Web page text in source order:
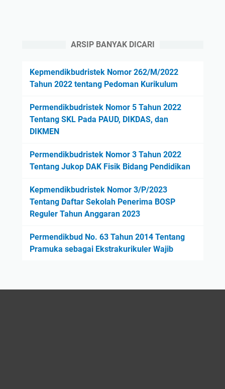
ARSIP BANYAK DICARI
Kepmendikbudristek Nomor 262/M/2022
Tahun 2022 tentang Pedoman Kurikulum
Permendikbudristek Nomor 5 Tahun 2022
Tentang SKL Pada PAUD, DIKDAS, dan
DIKMEN
Permendikbudristek Nomor 3 Tahun 2022
Tentang Jukop DAK Fisik Bidang Pendidikan
Kepmendikbudristek Nomor 3/P/2023
Tentang Daftar Sekolah Penerima BOSP
Reguler Tahun Anggaran 2023
Permendikbud No. 63 Tahun 2014 Tentang
Pramuka sebagai Ekstrakurikuler Wajib